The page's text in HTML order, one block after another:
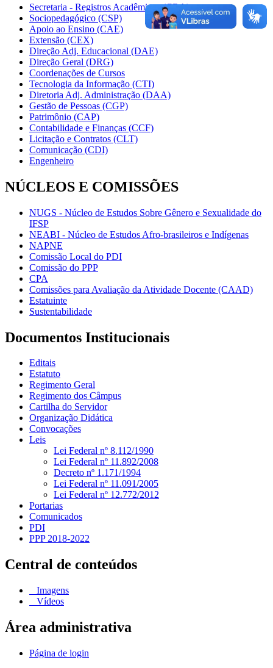
Secretaria - Registros Acadêmicos (CRA)
Sociopedagógico (CSP)
Apoio ao Ensino (CAE)
Extensão (CEX)
Direção Adj. Educacional (DAE)
Direção Geral (DRG)
Coordenações de Cursos
Tecnologia da Informação (CTI)
Diretoria Adj. Administração (DAA)
Gestão de Pessoas (CGP)
Patrimônio (CAP)
Contabilidade e Finanças (CCF)
Licitação e Contratos (CLT)
Comunicação (CDI)
Engenheiro
NÚCLEOS E COMISSÕES
NUGS - Núcleo de Estudos Sobre Gênero e Sexualidade do
IFSP
NEABI - Núcleo de Estudos Afro-brasileiros e Indígenas
NAPNE
Comissão Local do PDI
Comissão do PPP
CPA
Comissões para Avaliação da Atividade Docente (CAAD)
Estatuinte
Sustentabilidade
Documentos Institucionais
Editais
Estatuto
Regimento Geral
Regimento dos Câmpus
Cartilha do Servidor
Organização Didática
Convocações
Leis
Lei Federal nº 8.112/1990
Lei Federal nº 11.892/2008
Decreto nº 1.171/1994
Lei Federal nº 11.091/2005
Lei Federal nº 12.772/2012
Portarias
Comunicados
PDI
PPP 2018-2022
Central de conteúdos
Imagens
Vídeos
Área administrativa
Página de login